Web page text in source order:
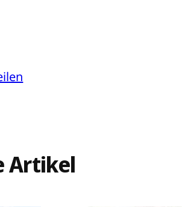
Artikel